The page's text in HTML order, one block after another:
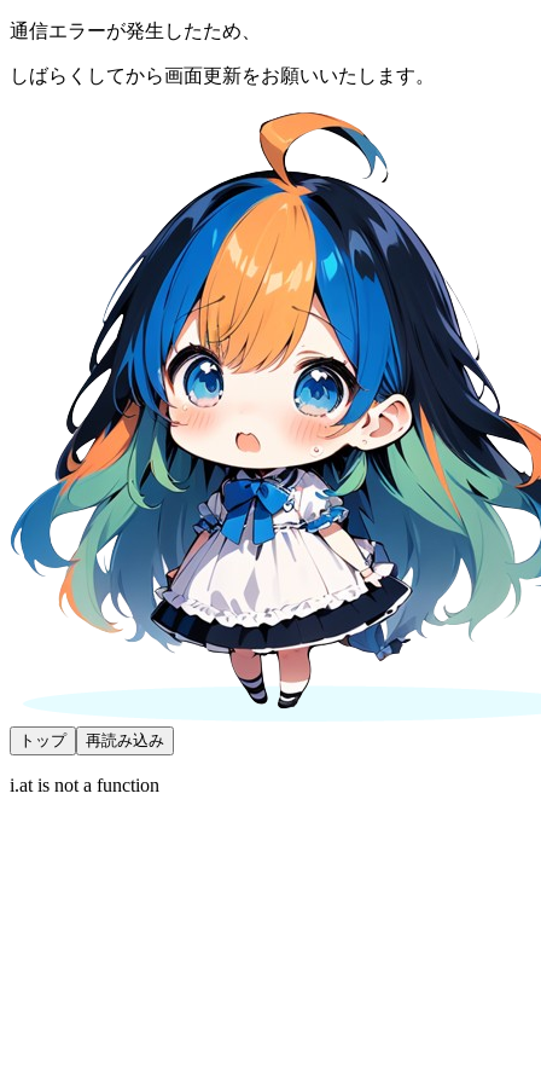
通信エラーが発生したため、
しばらくしてから画面更新をお願いいたします。
トップ 再読み込み
i.at is not a function